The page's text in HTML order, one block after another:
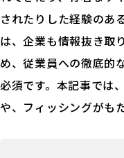
されたりした経験のあ
は、企業も情報抜き取
め、従業員への徹底的
必須です。本記事では
や、フィッシングがも